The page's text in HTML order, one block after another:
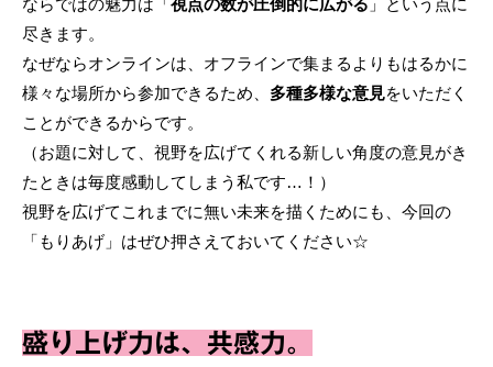
ならではの魅力は「視点の数が圧倒的に広がる 」という点に
尽きます。
なぜならオンラインは、オフラインで集まるよりもはるかに
様々な場所から参加できるため、 多種多様な意見をいただく
ことができるからです。
（お題に対して、視野を広げてくれる新しい角度の意見がき
たときは毎度感動してしまう私です…！）
視野を広げてこれまでに無い未来を描くためにも、今回の
「もりあげ」はぜひ押さえておいてください☆
盛り上げ力は、共感力。